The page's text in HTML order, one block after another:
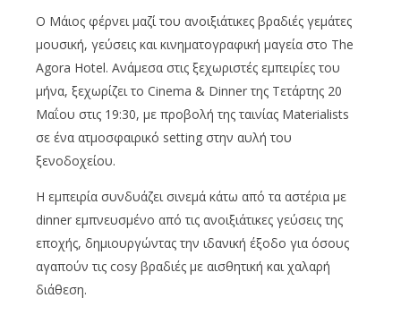
Ο Μάιος φέρνει μαζί του ανοιξιάτικες βραδιές γεμάτες
μουσική, γεύσεις και κινηματογραφική μαγεία στο The
Agora Hotel. Ανάμεσα στις ξεχωριστές εμπειρίες του
μήνα, ξεχωρίζει το Cinema & Dinner της Τετάρτης 20
Μαΐου στις 19:30, με προβολή της ταινίας Materialists
σε ένα ατμοσφαιρικό setting στην αυλή του
ξενοδοχείου.
Η εμπειρία συνδυάζει σινεμά κάτω από τα αστέρια με
dinner εμπνευσμένο από τις ανοιξιάτικες γεύσεις της
εποχής, δημιουργώντας την ιδανική έξοδο για όσους
αγαπούν τις cosy βραδιές με αισθητική και χαλαρή
διάθεση.